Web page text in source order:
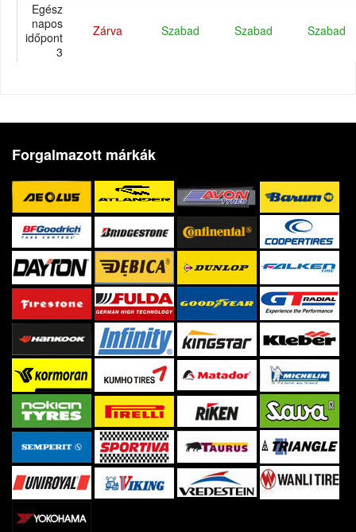
Egész
napos
időpont
3
Zárva Szabad Szabad Szabad
Forgalmazott márkák